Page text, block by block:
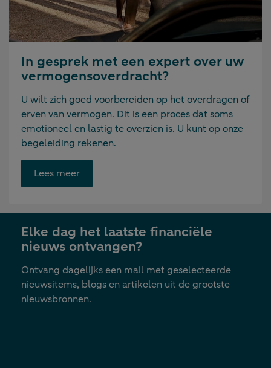
In gesprek met een expert over uw
vermogensoverdracht?
U wilt zich goed voorbereiden op het overdragen of
erven van vermogen. Dit is een proces dat soms
emotioneel en lastig te overzien is. U kunt op onze
begeleiding rekenen.
Lees meerOpent
link
nieuwe
tab
Elke dag het laatste financiële
nieuws ontvangen?
Ontvang dagelijks een mail met geselecteerde
nieuwsitems, blogs en artikelen uit de grootste
nieuwsbronnen.